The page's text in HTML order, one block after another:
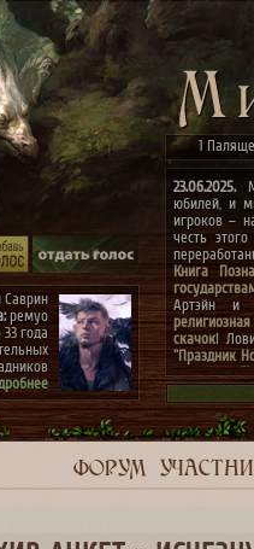
1
23.06.2025.
юбилей, и
игроков –
честь
Книга
Артэйн и
скачок!
"Праздник
конкурсах
архиве"(до
к
ремуо
года
Тэрис
ремуо
30 лет
ФОРУМ